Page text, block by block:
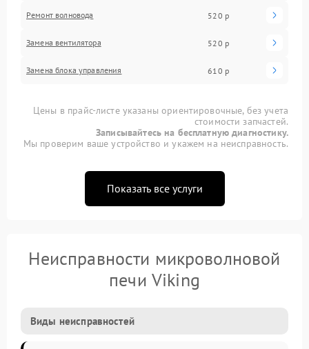
Ремонт волновода 520 р
Замена вентилятора 520 р
Замена блока управления 610 р
Цены в прайс-листе указаны ориентировочные, без учета
стоимости запчастей.
Записывайтесь на бесплатную диагностику.
Мы проверим ваше устройство и укажем на неисправность.
Показать все услуги
Неисправности микроволновой
печи Viking
Виды неисправностей